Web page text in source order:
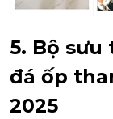
5. Bộ sưu
đá ốp
2025